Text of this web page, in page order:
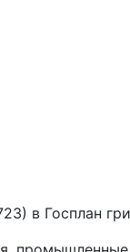
в Госплан